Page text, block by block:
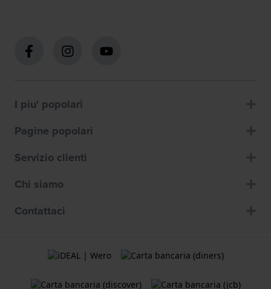
I piu' popolari
Pagine popolari
Servizio clienti
Chi siamo
Contattaci